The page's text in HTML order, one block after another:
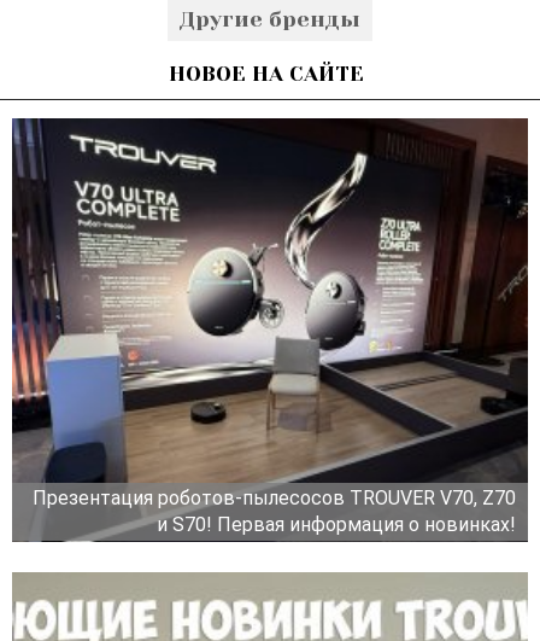
Другие бренды
НОВОЕ НА САЙТЕ
Презентация роботов-пылесосов TROUVER V70, Z70
и S70! Первая информация о новинках!